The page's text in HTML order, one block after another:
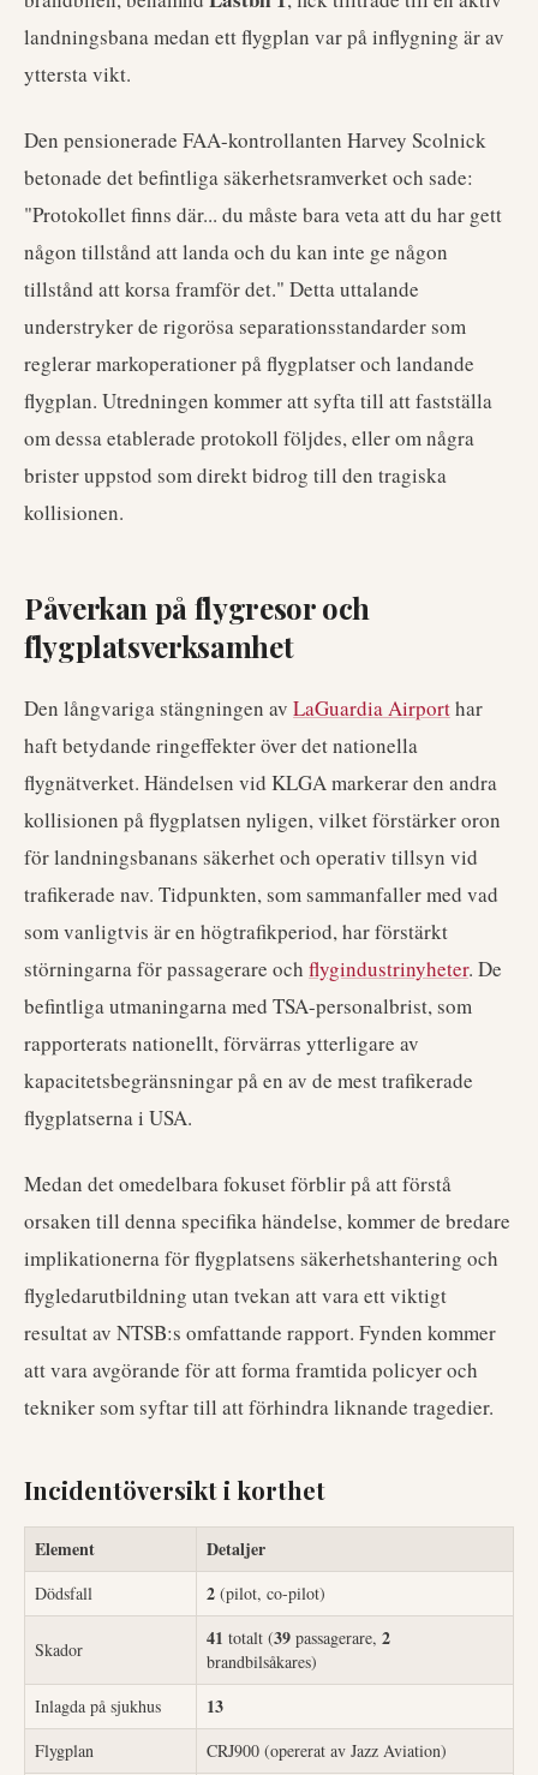
landningsbana medan ett flygplan var på inflygning är av
yttersta vikt.
Den pensionerade FAA-kontrollanten Harvey Scolnick
betonade det befintliga säkerhetsramverket och sade:
"Protokollet finns där... du måste bara veta att du har gett
någon tillstånd att landa och du kan inte ge någon
tillstånd att korsa framför det." Detta uttalande
understryker de rigorösa separationsstandarder som
reglerar markoperationer på flygplatser och landande
flygplan. Utredningen kommer att syfta till att fastställa
om dessa etablerade protokoll följdes, eller om några
brister uppstod som direkt bidrog till den tragiska
kollisionen.
Påverkan på flygresor och
flygplatsverksamhet
Den långvariga stängningen av LaGuardia Airporthar
haft betydande ringeffekter över det nationella
flygnätverket. Händelsen vid KLGA markerar den andra
kollisionen på flygplatsen nyligen, vilket förstärker oron
för landningsbanans säkerhet och operativ tillsyn vid
trafikerade nav. Tidpunkten, som sammanfaller med vad
som vanligtvis är en högtrafikperiod, har förstärkt
störningarna för passagerare och flygindustrinyheter. De
befintliga utmaningarna med TSA-personalbrist, som
rapporterats nationellt, förvärras ytterligare av
kapacitetsbegränsningar på en av de mest trafikerade
flygplatserna i USA.
Medan det omedelbara fokuset förblir på att förstå
orsaken till denna specifika händelse, kommer de bredare
implikationerna för flygplatsens säkerhetshantering och
flygledarutbildning utan tvekan att vara ett viktigt
resultat av NTSB:s omfattande rapport. Fynden kommer
att vara avgörande för att forma framtida policyer och
tekniker som syftar till att förhindra liknande tragedier.
Incidentöversikt i korthet
Element Detaljer
Dödsfall 2 (pilot, co-pilot)
Skador 41 totalt (39 passagerare, 2
brandbilsåkares)
Inlagda på sjukhus
13
Flygplan
CRJ900 (opererat av Jazz Aviation)